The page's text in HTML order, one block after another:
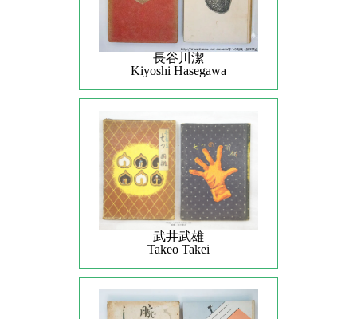
長谷川潔
Kiyoshi Hasegawa
武井武雄
Takeo Takei